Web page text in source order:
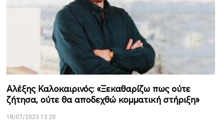
Αλέξης Καλοκαιρινός: «Ξεκαθαρίζω πως ούτε
ζήτησα, ούτε θα αποδεχθώ κομματική στήριξη»
18/07/2023 13:20